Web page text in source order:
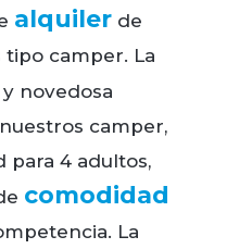
alquiler de
tipo camper. La
y novedosa
camper,
para 4 adultos,
comodidad
La